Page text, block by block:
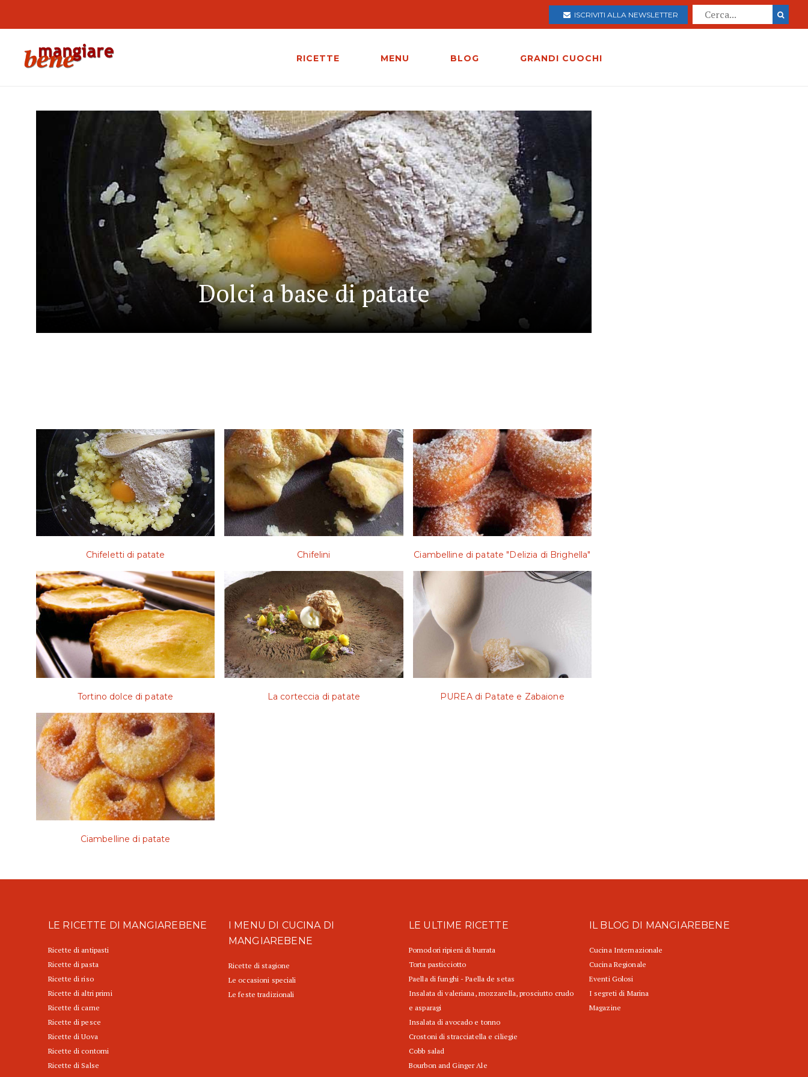
ISCRIVITI ALLA NEWSLETTER
RICETTE MENU BLOG GRANDI CUOCHI
Dolci a base di patate
Chifeletti di patate Chifelini Ciambelline di patate "Delizia di Brighella"
Tortino dolce di patate La corteccia di patate PUREA di Patate e Zabaione
Ciambelline di patate
LE RICETTE DI MANGIAREBENE
Ricette di antipasti
Ricette di pasta
Ricette di riso
Ricette di altri primi
Ricette di carne
Ricette di pesce
Ricette di Uova
Ricette di contorni
Ricette di Salse
I MENU DI CUCINA DI
MANGIAREBENE
Ricette di stagione
Le occasioni speciali
Le feste tradizionali
LE ULTIME RICETTE
Pomodori ripieni di burrata
Torta pasticciotto
Paella di funghi - Paella de setas
Insalata di valeriana, mozzarella, prosciutto crudo
e asparagi
Insalata di avocado e tonno
Crostoni di stracciatella e ciliegie
Cobb salad
Bourbon and Ginger Ale
IL BLOG DI MANGIAREBENE
Cucina Internazionale
Cucina Regionale
Eventi Golosi
I segreti di Marina
Magazine